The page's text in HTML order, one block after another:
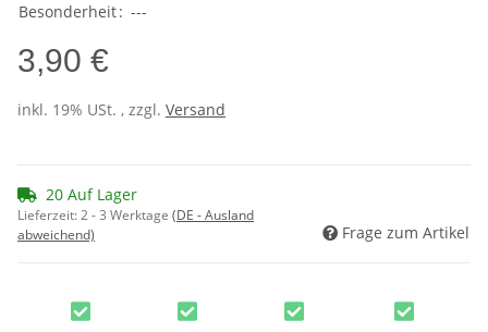
Besonderheit: ---
3,90 €
inkl. 19% USt. , zzgl. Versand
20 Auf Lager
Lieferzeit:2 - 3 Werktage (DE - Ausland
abweichend)
Frage zum Artikel